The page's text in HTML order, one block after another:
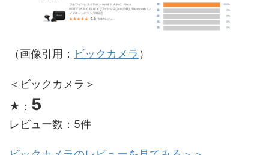
（画像引用： ビックカメラ ）
＜ビックカメラ＞
★： 5
レビュー数：5件